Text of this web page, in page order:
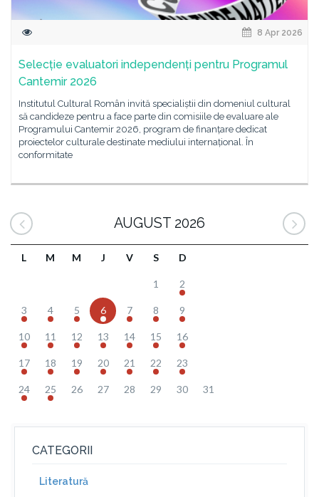
8 Apr 2026
Selecție evaluatori independenți pentru Programul
Cantemir 2026
Institutul Cultural Român invită specialiștii din domeniul cultural
să candideze pentru a face parte din comisiile de evaluare ale
Programului Cantemir 2026, program de finanțare dedicat
proiectelor culturale destinate mediului internațional. În
conformitate
AUGUST 2026
L M M J V S D
1 2
3 4 5 6 7 8 9
10 11 12 13 14 15 16
17 18 19 20 21 22 23
24 25 26 27 28 29 30 31
CATEGORII
Literatură